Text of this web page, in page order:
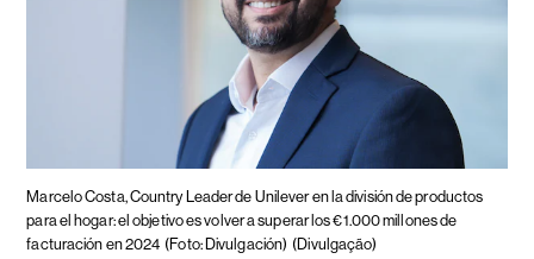
Marcelo Costa, Country Leader de Unilever en la división de productos
para el hogar: el objetivo es volver a superar los €1.000 millones de
facturación en 2024 (Foto: Divulgación) (Divulgação)